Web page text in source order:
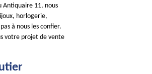
Antiquaire 11, nous
horlogerie,
à nous les confier.
votre projet de vente